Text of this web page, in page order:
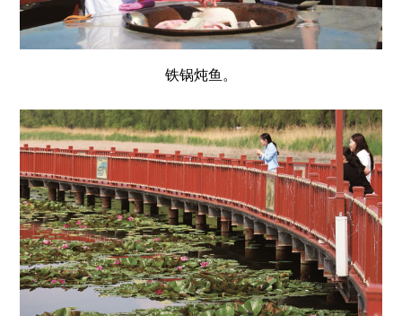
铁锅炖鱼。